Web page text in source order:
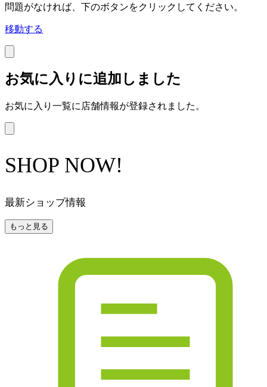
問題がなければ、下のボタンをクリックしてください。
移動する
お気に入りに追加しました
お気に入り一覧に店舗情報が登録されました。
SHOP NOW!
最新ショップ情報
もっと見る